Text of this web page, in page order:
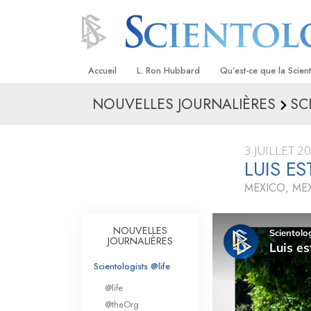
Accueil L. Ron Hubbard Qu’est-ce que la
Croyances et pratiques
Les scientologues et
Rencontrez un
À l’intérieur d’une
Les principes de
Scientologie
La Dianétique : Une
NOUVELLES JOURNALIÈRES
3 JUILLET
LUIS
MEXICO,
NOUVELLES
JOURNALIÈRES
Scientologists @life
@life
@theOrg